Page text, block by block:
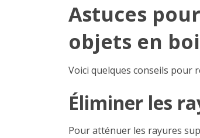
Astuces
objets en
Voici quelques conseils pour
Éliminer les
Pour atténuer les rayures